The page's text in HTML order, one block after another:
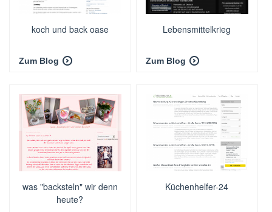
koch und back oase
Zum Blog
Lebensmittelkrieg
Zum Blog
was "backsteln" wir denn
heute?
Küchenhelfer-24